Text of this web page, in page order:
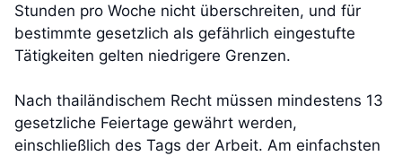
Stunden pro Woche nicht überschreiten, und für
bestimmte gesetzlich als gefährlich eingestufte
Tätigkeiten gelten niedrigere Grenzen.
Nach thailändischem Recht müssen mindestens 13
gesetzliche Feiertage gewährt werden,
einschließlich des Tags der Arbeit. Am einfachsten